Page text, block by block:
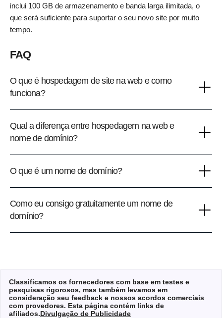
inclui 100 GB de armazenamento e banda larga ilimitada, o
que será suficiente para suportar o seu novo site por muito
tempo.
FAQ
O que é hospedagem de site na web e como
funciona?
Qual a diferença entre hospedagem na web e
nome de domínio?
O que é um nome de domínio?
Como eu consigo gratuitamente um nome de
domínio?
Classificamos os fornecedores com base em testes e
pesquisas rigorosos, mas também levamos em
consideração seu feedback e nossos acordos comerciais
com provedores. Esta página contém links de
afiliados.Divulgação de Publicidade